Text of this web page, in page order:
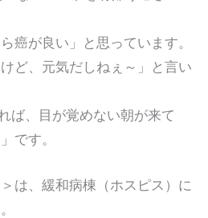
癌が良い」と思っています。
ど、元気だしねぇ～」と言い
ば、目が覚めない朝が来て
です。
は、緩和病棟（ホスピス）に